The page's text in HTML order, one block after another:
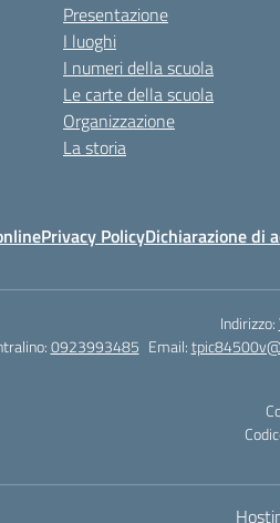
Presentazione
I luoghi
I numeri della scuola
Le carte della scuola
Organizzazione
La storia
Privacy PolicyDichiarazione di
Indirizzo:
0923993485 Email: